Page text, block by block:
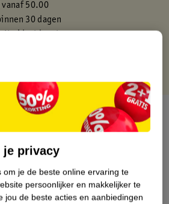
vanaf 50.00
30 dagen
je privacy
om je de beste online ervaring te
persoonlijker en makkelijker te
jou de beste acties en aanbiedingen